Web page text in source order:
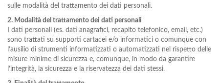
sulle modalità del trattamento dei dati personali.
2. Modalità del trattamento dei dati personali
I dati personali (es. dati anagrafici, recapito telefonico, email, etc.)
sono trattati su supporti cartacei e/o informatici o comunque con
l’ausilio di strumenti informatizzati o automatizzati nel rispetto delle
misure minime di sicurezza e, comunque, in modo da garantire
l’integrità, la sicurezza e la riservatezza dei dati stessi.